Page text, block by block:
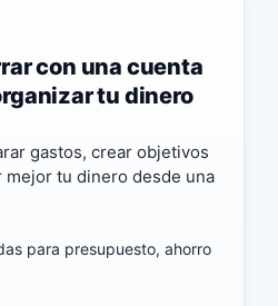
con una cuenta
tu dinero
gastos, crear objetivos
tu dinero desde una
para presupuesto, ahorro